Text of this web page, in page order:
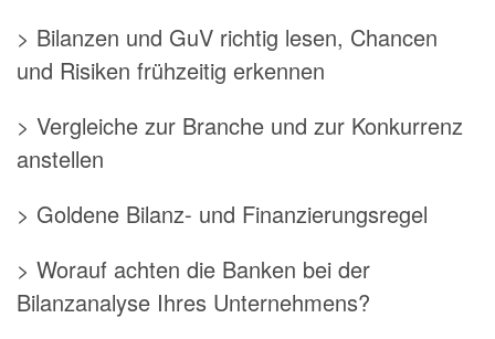
> Bilanzen und GuV richtig lesen, Chancen
und Risiken frühzeitig erkennen
> Vergleiche zur Branche und zur Konkurrenz
anstellen
> Goldene Bilanz- und Finanzierungsregel
> Worauf achten die Banken bei der
Bilanzanalyse Ihres Unternehmens?